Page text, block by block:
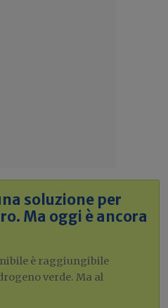
soluzione per
Ma oggi è ancora
è raggiungibile
verde. Ma al